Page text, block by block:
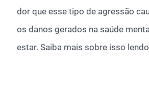
dor que esse tipo de agressão
os danos gerados na saúde
estar. Saiba mais sobre isso